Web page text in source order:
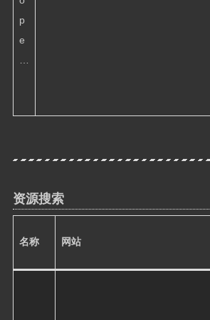
p
e
资源搜索
名称 网站